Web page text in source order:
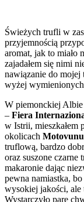
Świeżych trufli w
przyjemnością
aromat, jak to miało
zajadałem się nimi
nawiązanie do
wyżej
W piemonckiej Albie
– Fiera
w Istrii, mieszkałem
okolicach Motovunu
truflową, bardzo
oraz suszone
makaronie dając
pewna namiastka,
wysokiej jakości, ale
Wystarczyło parę